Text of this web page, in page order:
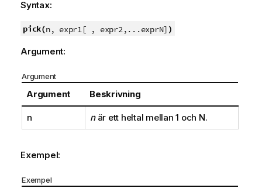
Syntax:
pick(n, expr1[ , expr2,...exprN] )
Argument:
Argument
Argument Beskrivning
n när ett heltal mellan 1 och N.
Exempel:
Exempel